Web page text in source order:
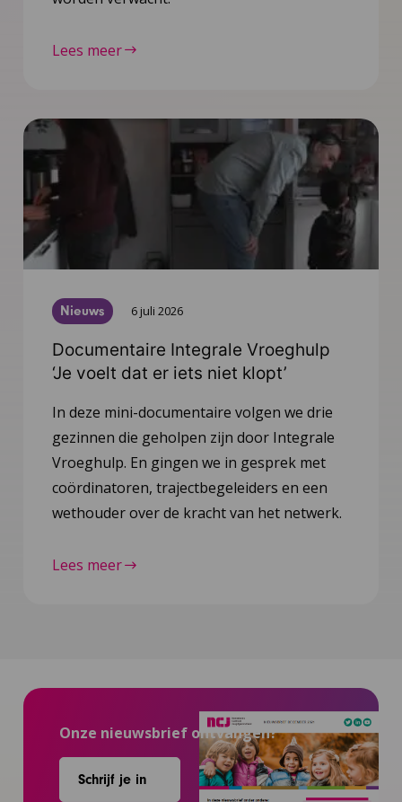
Lees meer
Nieuws 6 juli 2026
Documentaire Integrale Vroeghulp
‘Je voelt dat er iets niet klopt’
In deze mini-documentaire volgen we drie
gezinnen die geholpen zijn door Integrale
Vroeghulp. En gingen we in gesprek met
coördinatoren, trajectbegeleiders en een
wethouder over de kracht van het netwerk.
Lees meer
Onze nieuwsbrief ontvangen?
Schrijf je in